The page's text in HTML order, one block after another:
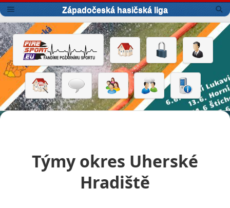
Západočeská hasičská liga
Týmy okres Uherské
Hradiště